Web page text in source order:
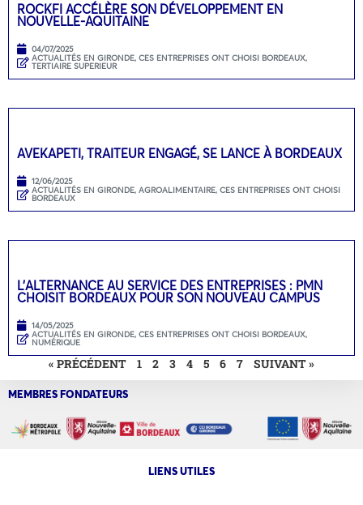
ROCKFI ACCÉLÈRE SON DÉVELOPPEMENT EN
NOUVELLE-AQUITAINE
04/07/2025
ACTUALITÉS EN GIRONDE, CES ENTREPRISES ONT CHOISI BORDEAUX,
TERTIAIRE SUPERIEUR
AVEKAPETI, TRAITEUR ENGAGÉ, SE LANCE À BORDEAUX
12/06/2025
ACTUALITÉS EN GIRONDE, AGROALIMENTAIRE, CES ENTREPRISES ONT CHOISI
BORDEAUX
L’ALTERNANCE AU SERVICE DES ENTREPRISES : PMN
CHOISIT BORDEAUX POUR SON NOUVEAU CAMPUS
14/05/2025
ACTUALITÉS EN GIRONDE, CES ENTREPRISES ONT CHOISI BORDEAUX,
NUMÉRIQUE
« PRÉCÉDENT 1 2 3 4 5 6 7 SUIVANT »
MEMBRES FONDATEURS
LIENS UTILES